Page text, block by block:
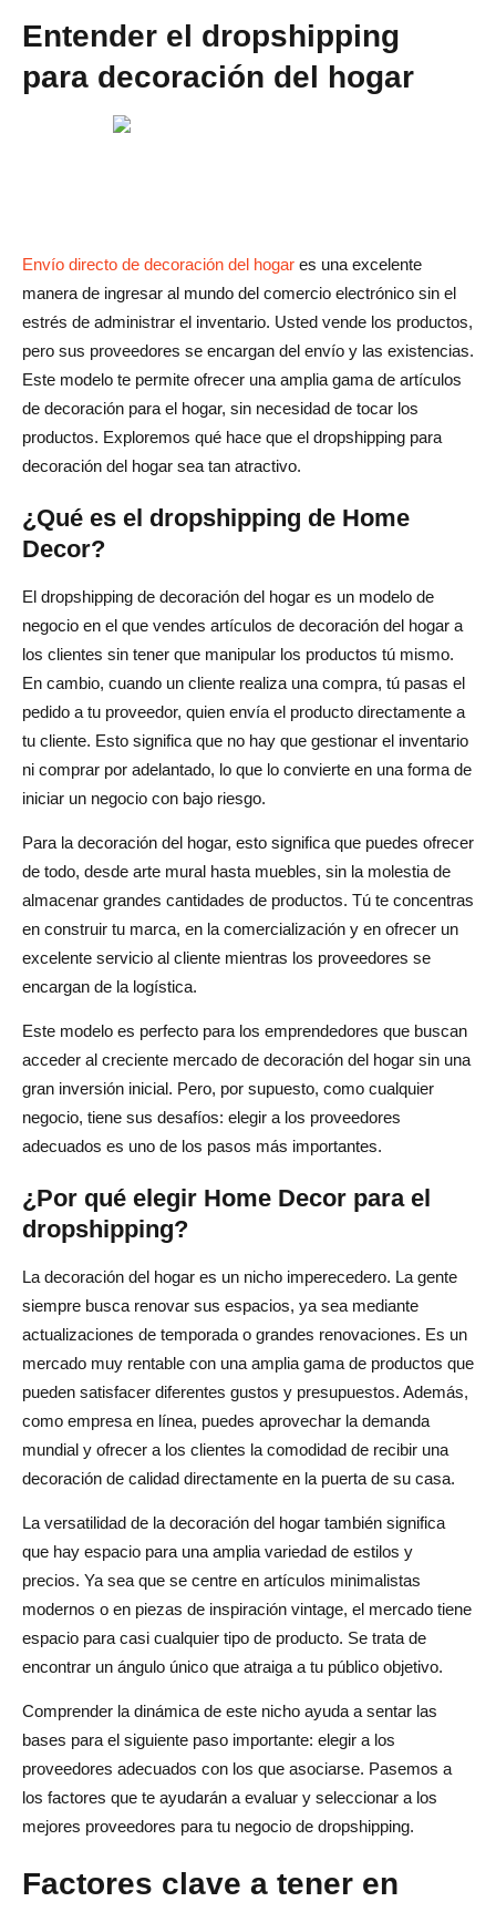
2. Evitar la dependencia excesiva de un solo proveedor
3. Mantenerse actualizado con las tendencias del
comunicación clara
Conclusión
Preguntas frecuentes sobre cómo encontrar los mejores
proveedores de dropshipping para decoración del hogar
¿Qué es el dropshipping de decoración del hogar?
¿Cómo puedo encontrar proveedores confiables de
¿Qué factores debo tener en cuenta al elegir un
¿Hay proveedores que ofrezcan envíos rápidos dentro
de EE. UU.?
¿Puedo iniciar un negocio de dropshipping para
decoración del hogar con un presupuesto limitado?
Entender el dropshipping
para decoración del hogar
Envío directo de decoración del hogar es una excelente
manera de ingresar al mundo del comercio electrónico sin el
estrés de administrar el inventario. Usted vende los productos,
pero sus proveedores se encargan del envío y las existencias.
Este modelo te permite ofrecer una amplia gama de artículos
de decoración para el hogar, sin necesidad de tocar los
productos. Exploremos qué hace que el dropshipping para
decoración del hogar sea tan atractivo.
¿Qué es el dropshipping de Home
Decor?
El dropshipping de decoración del hogar es un modelo de
negocio en el que vendes artículos de decoración del hogar a
los clientes sin tener que manipular los productos tú mismo.
En cambio, cuando un cliente realiza una compra, tú pasas el
pedido a tu proveedor, quien envía el producto directamente a
tu cliente. Esto significa que no hay que gestionar el inventario
ni comprar por adelantado, lo que lo convierte en una forma de
iniciar un negocio con bajo riesgo.
Para la decoración del hogar, esto significa que puedes ofrecer
de todo, desde arte mural hasta muebles, sin la molestia de
almacenar grandes cantidades de productos. Tú te concentras
en construir tu marca, en la comercialización y en ofrecer un
excelente servicio al cliente mientras los proveedores se
encargan de la logística.
Este modelo es perfecto para los emprendedores que buscan
acceder al creciente mercado de decoración del hogar sin una
gran inversión inicial. Pero, por supuesto, como cualquier
negocio, tiene sus desafíos: elegir a los proveedores
adecuados es uno de los pasos más importantes.
¿Por qué elegir Home Decor para el
dropshipping?
La decoración del hogar es un nicho imperecedero. La gente
siempre busca renovar sus espacios, ya sea mediante
actualizaciones de temporada o grandes renovaciones. Es un
mercado muy rentable con una amplia gama de productos que
pueden satisfacer diferentes gustos y presupuestos. Además,
como empresa en línea, puedes aprovechar la demanda
mundial y ofrecer a los clientes la comodidad de recibir una
decoración de calidad directamente en la puerta de su casa.
La versatilidad de la decoración del hogar también significa
que hay espacio para una amplia variedad de estilos y
precios. Ya sea que se centre en artículos minimalistas
modernos o en piezas de inspiración vintage, el mercado tiene
espacio para casi cualquier tipo de producto. Se trata de
encontrar un ángulo único que atraiga a tu público objetivo.
Comprender la dinámica de este nicho ayuda a sentar las
bases para el siguiente paso importante: elegir a los
proveedores adecuados con los que asociarse. Pasemos a
los factores que te ayudarán a evaluar y seleccionar a los
mejores proveedores para tu negocio de dropshipping.
Factores clave a tener en